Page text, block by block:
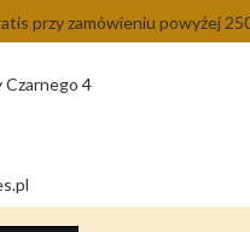
przy zamówieniu powyżej
Czarnego 4